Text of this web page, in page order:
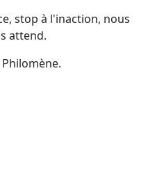
stop à l'inaction, nous
attend.